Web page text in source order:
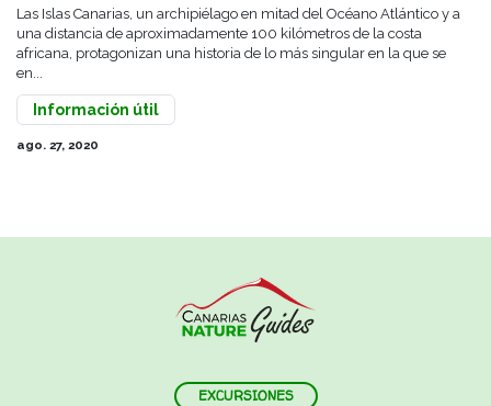
Las Islas Canarias, un archipiélago en mitad del Océano Atlántico y a
una distancia de aproximadamente 100 kilómetros de la costa
africana, protagonizan una historia de lo más singular en la que se
en...
Información útil
ago. 27, 2020
EXCURSIONES